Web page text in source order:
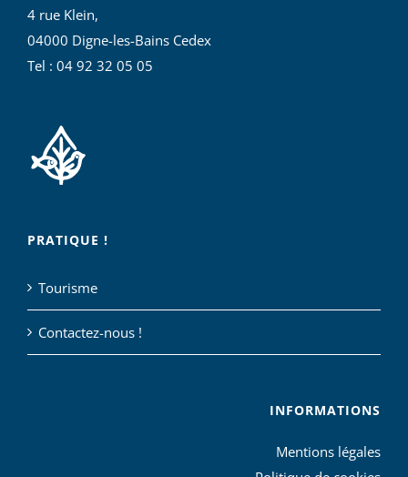
4 rue Klein,
04000 Digne-les-Bains Cedex
Tel : 04 92 32 05 05
PRATIQUE !
Tourisme
Contactez-nous !
INFORMATIONS
Mentions légales